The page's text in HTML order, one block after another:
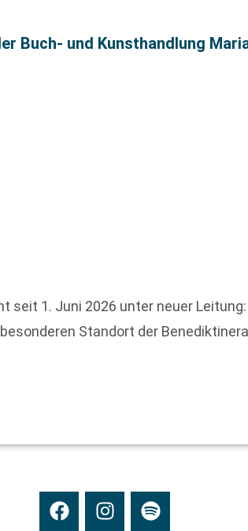
Buch- und Kunsthandlung
seit 1. Juni 2026 unter neuer
Standort der